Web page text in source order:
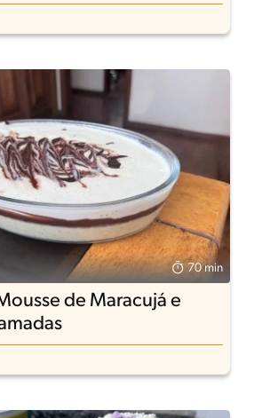
70 min
de Maracujá e